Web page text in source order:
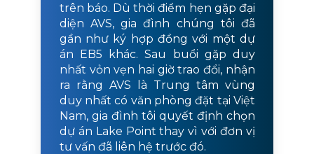
trên báo. Dù thời điểm hẹn gặp đại
diện AVS, gia đình chúng tôi đã
gần như ký hợp đồng với một dự
án EB5 khác. Sau buổi gặp duy
nhất vỏn vẹn hai giờ trao đổi, nhận
ra rằng AVS là Trung tâm vùng
duy nhất có văn phòng đặt tại Việt
Nam, gia đình tôi quyết định chọn
dự án Lake Point thay vì với đơn vị
tư vấn đã liên hệ trước đó.